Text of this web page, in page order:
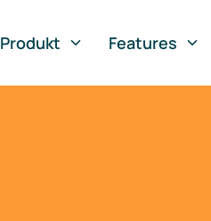
Produkt
Features